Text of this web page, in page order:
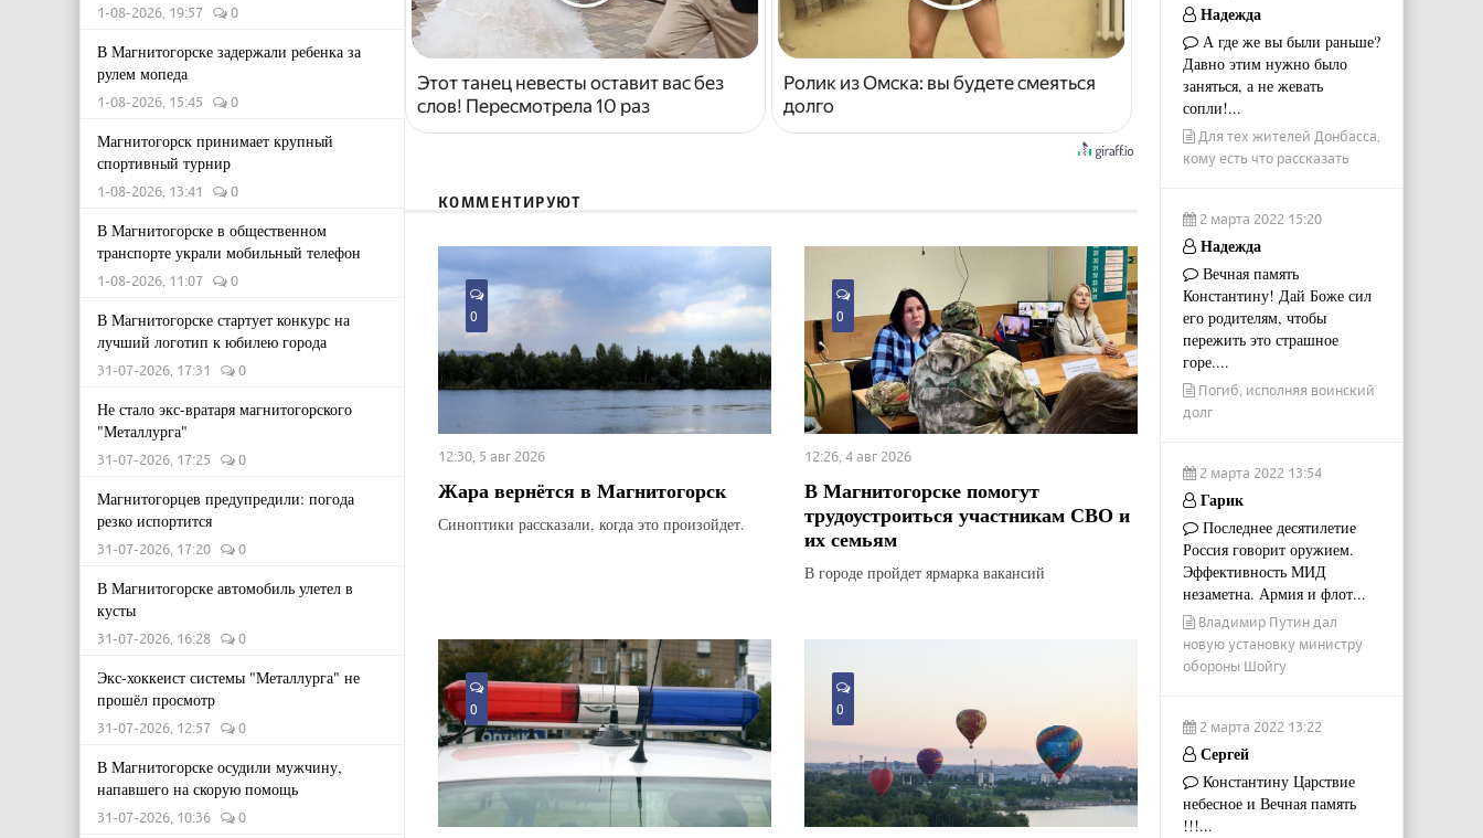
1-08-2026, 19:57 0
В Магнитогорске задержали ребенка за
рулем мопеда
1-08-2026, 15:45 0
Магнитогорск принимает крупный
спортивный турнир
1-08-2026, 13:41 0
В Магнитогорске в общественном
транспорте украли мобильный телефон
1-08-2026, 11:07 0
В Магнитогорске стартует конкурс на
лучший логотип к юбилею города
31-07-2026, 17:31 0
Не стало экс-вратаря магнитогорского
"Металлурга"
31-07-2026, 17:25 0
Магнитогорцев предупредили: погода
резко испортится
31-07-2026, 17:20 0
В Магнитогорске автомобиль улетел в
кусты
31-07-2026, 16:28 0
Экс-хоккеист системы "Металлурга" не
прошёл просмотр
31-07-2026, 12:57 0
В Магнитогорске осудили мужчину,
напавшего на скорую помощь
31-07-2026, 10:36 0
Этот танец невесты оставит вас без
слов! Пересмотрела 10 раз
Ролик из Омска: вы будете смеяться
долго
КОММЕНТИРУЮТ
0
12:30, 5 авг 2026
Жара вернётся в Магнитогорск
Синоптики рассказали, когда это произойдет.
0
12:26, 4 авг 2026
В Магнитогорске помогут
трудоустроиться участникам СВО и
их семьям
В городе пройдет ярмарка вакансий
0 0
Надежда
А где же вы были раньше?
Давно этим нужно было
заняться, а не жевать
сопли!...
Для тех жителей Донбасса,
кому есть что рассказать
2 марта 2022 15:20
Надежда
Вечная память
Константину! Дай Боже сил
его родителям, чтобы
пережить это страшное
горе....
Погиб, исполняя воинский
долг
2 марта 2022 13:54
Гарик
Последнее десятилетие
Россия говорит оружием.
Эффективность МИД
незаметна. Армия и флот...
Владимир Путин дал
новую установку министру
обороны Шойгу
2 марта 2022 13:22
Сергей
Константину Царствие
небесное и Вечная память
!!!...